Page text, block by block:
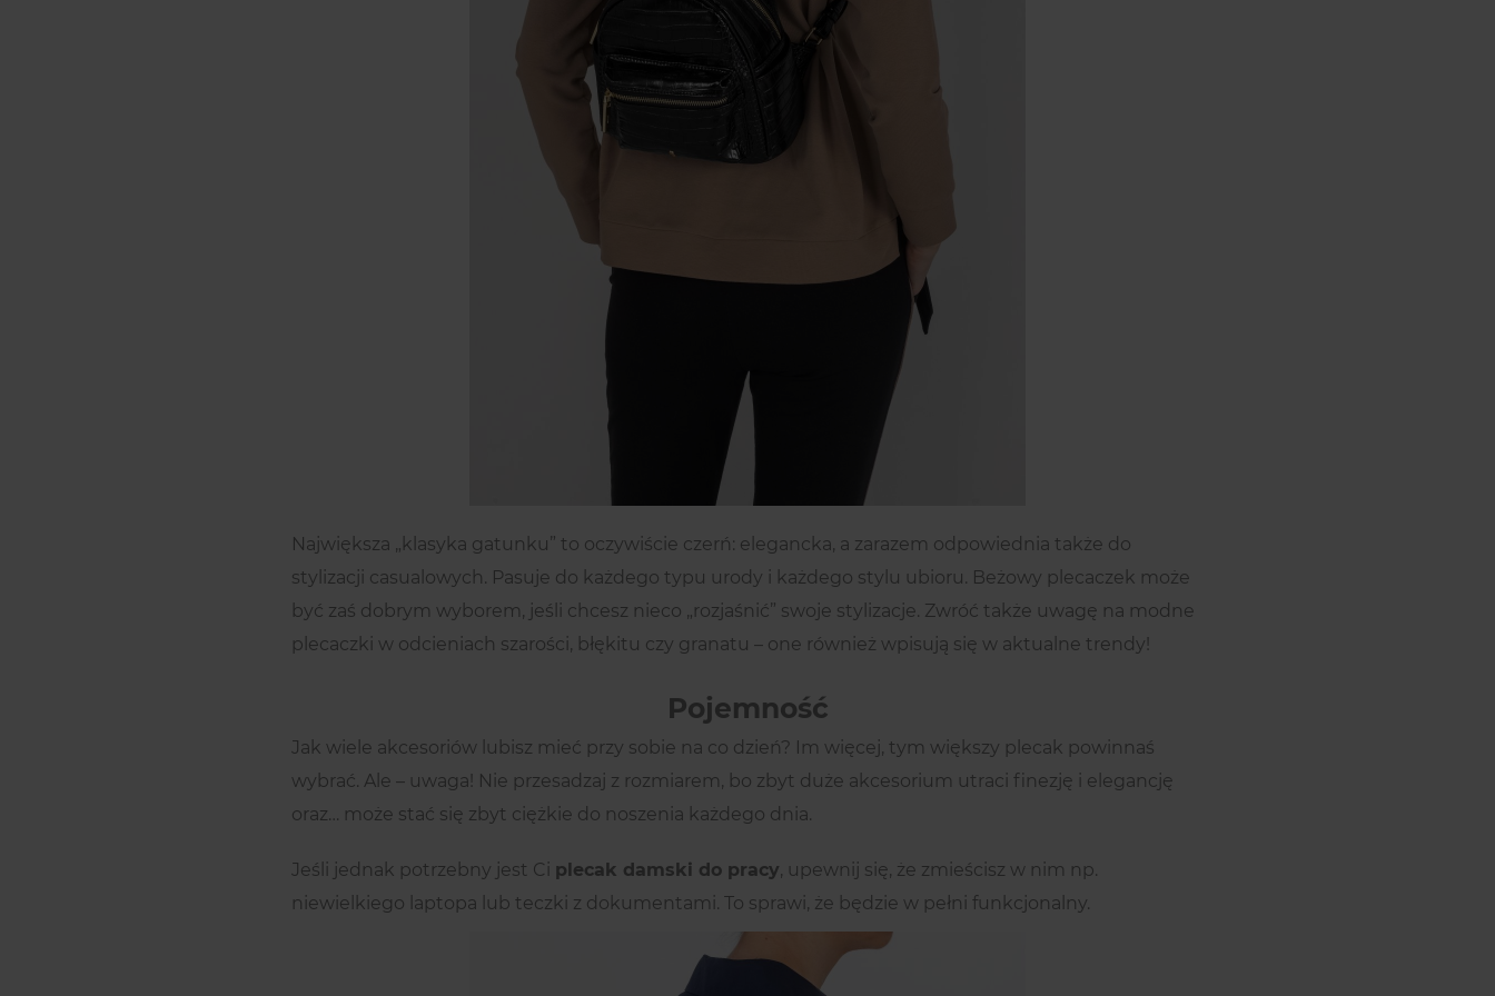
Największa „klasyka gatunku” to oczywiście czerń: elegancka, a zarazem odpowiednia także do
stylizacji casualowych. Pasuje do każdego typu urody i każdego stylu ubioru. Beżowy plecaczek może
być zaś dobrym wyborem, jeśli chcesz nieco „rozjaśnić” swoje stylizacje. Zwróć także uwagę na modne
plecaczki w odcieniach szarości, błękitu czy granatu – one również wpisują się w aktualne trendy!
Pojemność
Jak wiele akcesoriów lubisz mieć przy sobie na co dzień? Im więcej, tym większy plecak powinnaś
wybrać. Ale – uwaga! Nie przesadzaj z rozmiarem, bo zbyt duże akcesorium utraci finezję i elegancję
oraz… może stać się zbyt ciężkie do noszenia każdego dnia.
Jeśli jednak potrzebny jest Ci plecak damski do pracy, upewnij się, że zmieścisz w nim np.
niewielkiego laptopa lub teczki z dokumentami. To sprawi, że będzie w pełni funkcjonalny.